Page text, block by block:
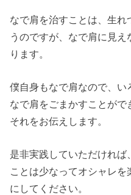
なで肩を治すことは、生
うのですが、なで肩に見
ります。
僕自身もなで肩なので、い
なで肩をごまかすことがで
それをお伝えします。
是非実践していただければ
ことは少なってオシャレ
にしてください。